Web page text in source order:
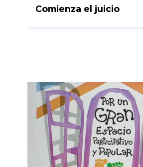
Comienza el juicio